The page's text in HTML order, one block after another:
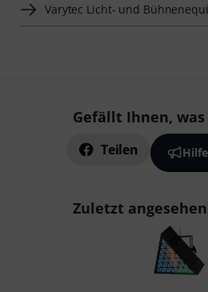
Varytec Licht- und
Gefällt Ihnen, was
Teilen
Zuletzt